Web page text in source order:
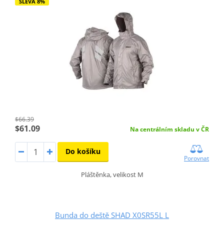
$66.39
$61.09 Na centrálním skladu v ČR
Do košíku
Porovnat
Pláštěnka, velikost M
Bunda do deště SHAD X0SR55L L